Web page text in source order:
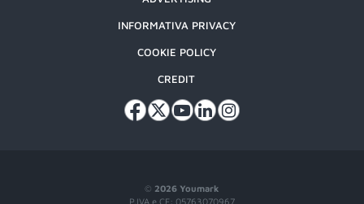
© 2026 Youmark
P.IVA e CF: 05763070967
INFORMATIVA PRIVACY
COOKIE POLICY
CREDIT